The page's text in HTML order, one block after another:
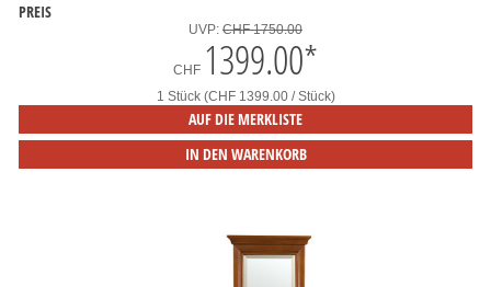
PREIS
UVP: CHF 1750.00
CHF 1399.00*
1 Stück (CHF 1399.00 / Stück)
AUF DIE MERKLISTE
IN DEN WARENKORB